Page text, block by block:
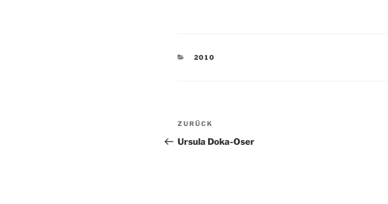
KATEGORIEN
2010
Beitragsnavigation
Vorheriger
Beitrag
ZURÜCK
Ursula Doka-Oser